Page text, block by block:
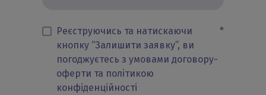
Реєструючись та натискаючи
кнопку “Залишити заявку”, ви
погоджуєтесь з умовами договору-
оферти та політикою
конфіденційності
*